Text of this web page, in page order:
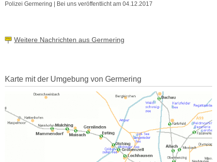
Polizei Germering | Bei uns veröffentlicht am 04.12.2017
Weitere Nachrichten aus Germering
Karte mit der Umgebung von Germering